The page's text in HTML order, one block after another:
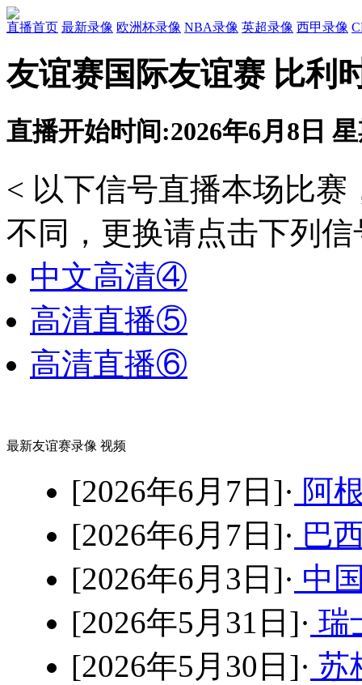
直播首页 最新录像 欧洲杯录像 NBA录像 英超录像 西甲录像
友谊赛国际友谊赛 比利
直播开始时间:2026年6月8日
< 以下信号直播本场比
不同，更换请点击下列信
中文高清④
高清直播⑤
高清直播⑥
最新友谊赛录像 视频
[2026年6月7日]· 阿
[2026年6月7日]· 巴
[2026年6月3日]· 中
[2026年5月31日]· 瑞
[2026年5月30日]· 苏